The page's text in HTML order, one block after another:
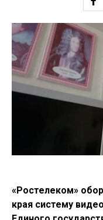
«Ростелеком»
края систему